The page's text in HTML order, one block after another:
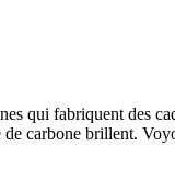
qui fabriquent des
carbone brillent.